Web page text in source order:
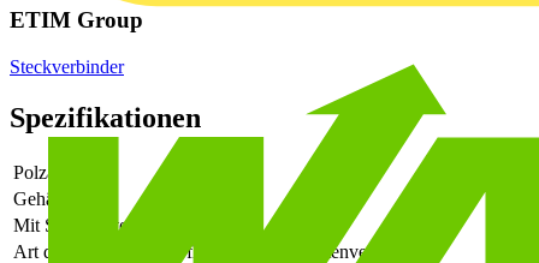
ETIM Group
Steckverbinder
Spezifikationen
Polzahl
Gehäusefarbe
Mit Schutzleiter
Art der Verbindung
flexibler Leiterplattenverbinder